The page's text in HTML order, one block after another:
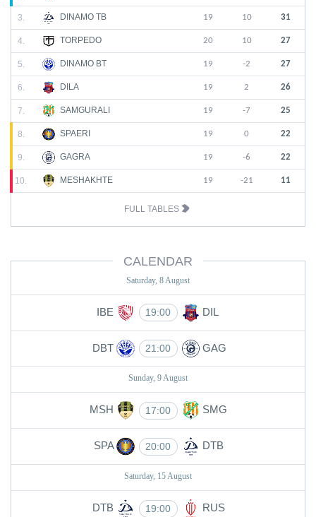
3. DINAMO TB 19 10 31
4. TORPEDO 20 10 27
5. DINAMO BT 19 -2 27
6. DILA 19 2 26
7. SAMGURALI 19 -7 25
8. SPAERI 19 0 22
9. GAGRA 19 -6 22
10. MESHAKHTE 19 -21 11
FULL TABLES
CALENDAR
Saturday, 8 August
IBE 19:00 DIL
DBT 21:00 GAG
Sunday, 9 August
MSH 17:00 SMG
SPA 20:00 DTB
Saturday, 15 August
DTB 19:00 RUS